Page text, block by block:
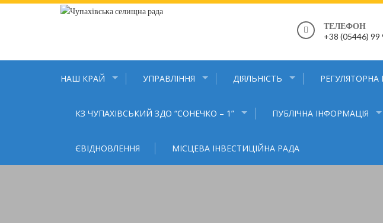
Skip
ТЕЛЕФОН
+38 (05446) 99
НАШ КРАЙ УПРАВЛІННЯ ДІЯЛЬНІСТЬ РЕГУЛЯТОРНА
КЗ ЧУПАХІВСЬКИЙ ЗДО “СОНЕЧКО – 1” ПУБЛІЧНА ІНФОРМАЦІЯ
ЄВІДНОВЛЕННЯ МІСЦЕВА ІНВЕСТИЦІЙНА РАДА